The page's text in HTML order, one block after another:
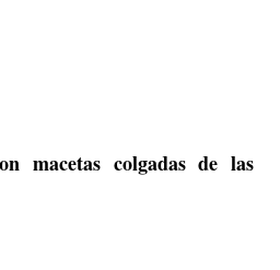
macetas colgadas de las